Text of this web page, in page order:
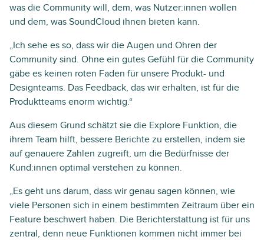
was die Community will, dem, was Nutzer:innen wollen
und dem, was SoundCloud ihnen bieten kann.
„Ich sehe es so, dass wir die Augen und Ohren der
Community sind. Ohne ein gutes Gefühl für die Community
gäbe es keinen roten Faden für unsere Produkt- und
Designteams. Das Feedback, das wir erhalten, ist für die
Produktteams enorm wichtig.“
Aus diesem Grund schätzt sie die Explore Funktion, die
ihrem Team hilft, bessere Berichte zu erstellen, indem sie
auf genauere Zahlen zugreift, um die Bedürfnisse der
Kund:innen optimal verstehen zu können.
„Es geht uns darum, dass wir genau sagen können, wie
viele Personen sich in einem bestimmten Zeitraum über ein
Feature beschwert haben. Die Berichterstattung ist für uns
zentral, denn neue Funktionen kommen nicht immer bei